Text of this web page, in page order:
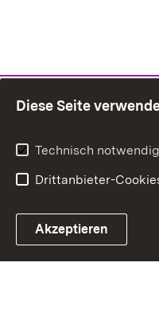
Diese Seite
Technisch
Drittanbieter-
Akzeptieren